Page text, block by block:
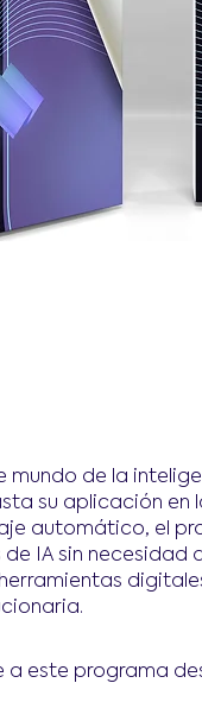
mundo de la
su aplicación en
automático, el
IA sin necesidad
a este programa